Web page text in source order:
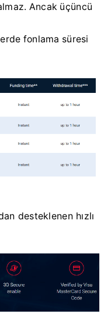
Ancak üçüncü
fonlama süresi
desteklenen hızlı